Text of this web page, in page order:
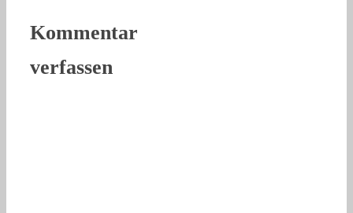
Kommentar
verfassen